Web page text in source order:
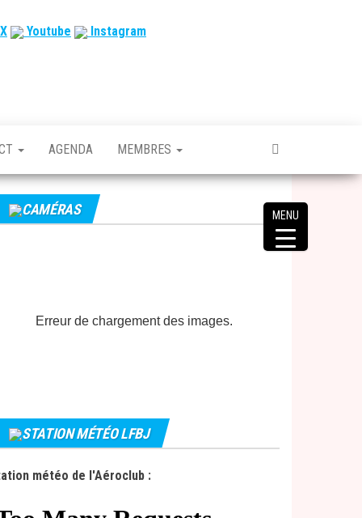
Youtube Instagram
AGENDA MEMBRES
CAMÉRAS
Erreur de chargement des images.
STATION MÉTÉO LFBJ
météo de l'Aéroclub :
MENU